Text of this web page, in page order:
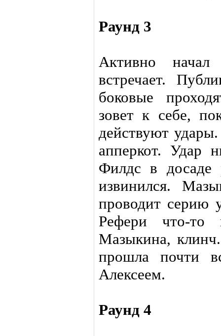
Раунд 3
Активно
встречает.
боковые
зовет к себе,
действуют
апперкот. Удар
Филдс в досаде
извинился.
проводит серию
Рефери что-то
Мазыкина,
прошла почти
Алексеем.
Раунд 4